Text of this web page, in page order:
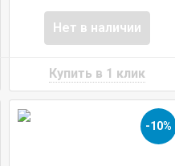
Нет в наличии
-10%